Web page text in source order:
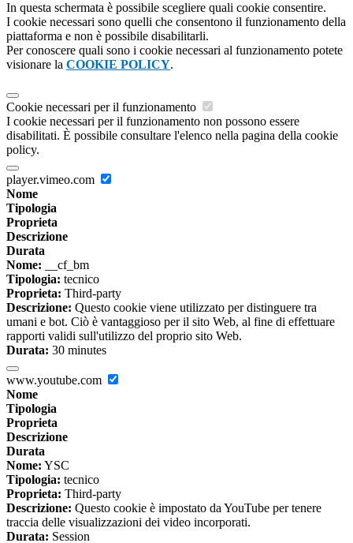
In questa schermata è possibile scegliere quali cookie consentire.
I cookie necessari sono quelli che consentono il funzionamento della
piattaforma e non è possibile disabilitarli.
Per conoscere quali sono i cookie necessari al funzionamento potete
visionare la COOKIE POLICY.
Cookie necessari per il funzionamento
I cookie necessari per il funzionamento non possono essere
disabilitati. È possibile consultare l'elenco nella pagina della cookie
policy.
player.vimeo.com
Nome
Tipologia
Proprieta
Descrizione
Durata
Nome: __cf_bm
Tipologia: tecnico
Proprieta: Third-party
Descrizione: Questo cookie viene utilizzato per distinguere tra
umani e bot. Ciò è vantaggioso per il sito Web, al fine di effettuare
rapporti validi sull'utilizzo del proprio sito Web.
Durata: 30 minutes
www.youtube.com
Nome
Tipologia
Proprieta
Descrizione
Durata
Nome: YSC
Tipologia: tecnico
Proprieta: Third-party
Descrizione: Questo cookie è impostato da YouTube per tenere
traccia delle visualizzazioni dei video incorporati.
Durata: Session